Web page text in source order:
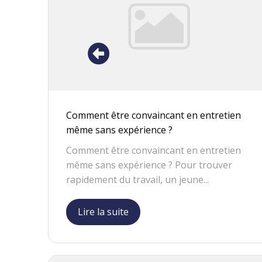
Comment être convaincant en entretien
même sans expérience ?
Comment être convaincant en entretien
même sans expérience ? Pour trouver
rapidement du travail, un jeune...
Lire la suite